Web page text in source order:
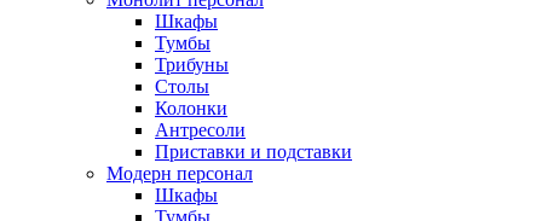
Шкафы
Тумбы
Трибуны
Столы
Колонки
Антресоли
Приставки и подставки
Модерн персонал
Шкафы
Тумбы